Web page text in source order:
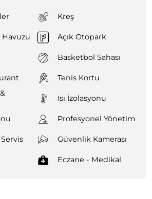
Kreş
Havuzu Açık Otopark
Basketbol Sahası
Tenis Kortu
Isı İzolasyonu
Profesyonel Yönetim
Güvenlik Kamerası
Eczane - Medikal